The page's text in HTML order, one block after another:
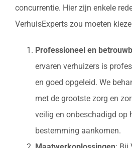
concurrentie. Hier zijn enkele
VerhuisExperts zou moeten
Professioneel en
ervaren verhuizers is
en goed opgeleid. We
met de grootste zorg en
veilig en onbeschadigd op
bestemming aankomen.